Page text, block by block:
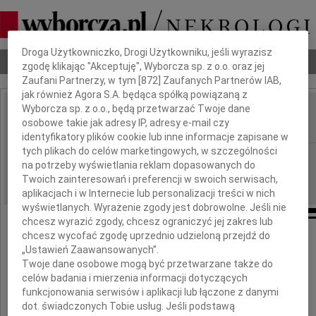
Nekrologi Odeszli Poradnik pogrzebowy
IMIĘ I NAZWISKO: Marek Jasiński
REGION: Bydgoszcz
DATA EMISJI: 23.02.2010
Z głębokim żalem żegnamy
wybitnego kompozytora polskiego
Marka Jasińskiego
Dbamy o Twoją prywatność
Droga Użytkowniczko, Drogi Użytkowniku, jeśli wyrazisz
zgodę klikając "Akceptuję", Wyborcza sp. z o.o. oraz jej
Zaufani Partnerzy, w tym [872 ] Zaufanych Partnerów IAB,
jak również Agora S.A. będąca spółką powiązaną z
Wyborcza sp. z o.o., będą przetwarzać Twoje dane
osobowe takie jak adresy IP, adresy e-mail czy
identyfikatory plików cookie lub inne informacje zapisane w
tych plikach do celów marketingowych, w szczególności
na potrzeby wyświetlania reklam dopasowanych do
Twoich zainteresowań i preferencji w swoich serwisach,
aplikacjach i w Internecie lub personalizacji treści w nich
wyświetlanych. Wyrażenie zgody jest dobrowolne. Jeśli nie
chcesz wyrazić zgody, chcesz ograniczyć jej zakres lub
chcesz wycofać zgodę uprzednio udzieloną przejdź do
„Ustawień Zaawansowanych”.
Twoje dane osobowe mogą być przetwarzane także do
celów badania i mierzenia informacji dotyczących
funkcjonowania serwisów i aplikacji lub łączone z danymi
dot. świadczonych Tobie usług. Jeśli podstawą